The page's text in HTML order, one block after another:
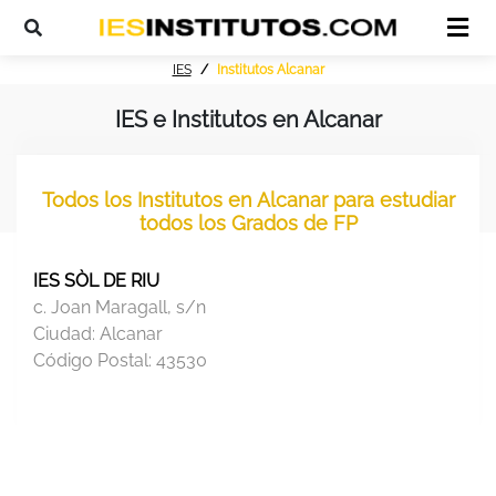
IES Institutos Alcanar
IES e Institutos en Alcanar
Todos los Institutos en Alcanar para estudiar
todos los Grados de FP
IES SÒL DE RIU
c. Joan Maragall, s/n
Ciudad: Alcanar
Código Postal: 43530